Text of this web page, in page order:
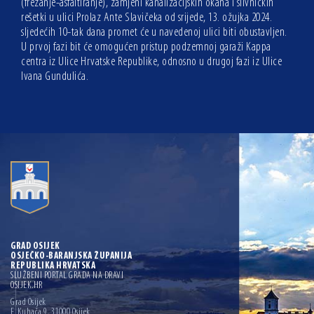
(frezanje-asfaltiranje), zamjeni kanalizacijskih okana i slivničkih
rešetki u ulici Prolaz Ante Slavičeka od srijede, 13. ožujka 2024.
sljedećih 10-tak dana promet će u navedenoj ulici biti obustavljen.
U prvoj fazi bit će omogućen pristup podzemnoj garaži Kappa
centra iz Ulice Hrvatske Republike, odnosno u drugoj fazi iz Ulice
Ivana Gundulića.
GRAD OSIJEK
OSJEČKO-BARANJSKA ŽUPANIJA
REPUBLIKA HRVATSKA
SLUŽBENI PORTAL GRADA NA DRAVI
OSIJEK.HR
Grad Osijek